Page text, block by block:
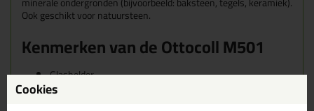
Ook geschikt voor natuursteen.
Kenmerken van de Ottocoll M501
Glashelder
Goede hechting zonder primer
Veroorzaakt geen vervetting van natuursteen
Cookies